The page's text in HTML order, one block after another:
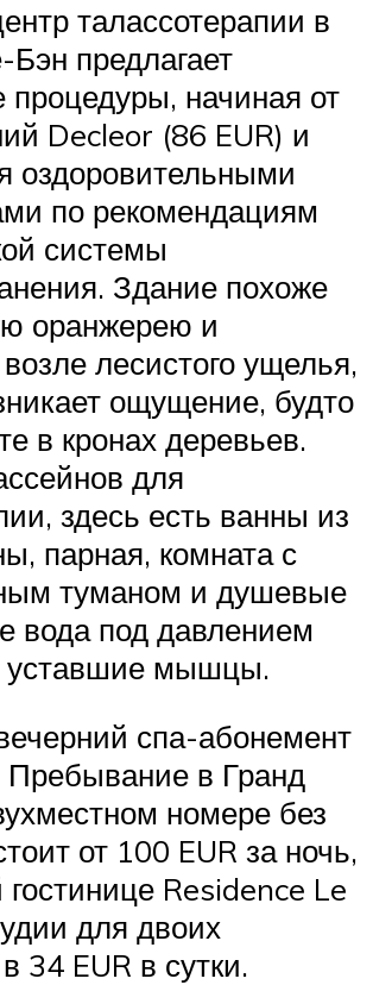
талассотерапии в
предлагает
процедуры, начиная от
Decleor (86 EUR) и
оздоровительными
по рекомендациям
системы
Здание похоже
оранжерею и
лесистого ущелья,
ощущение, будто
в кронах деревьев.
для
здесь есть ванны из
парная, комната с
туманом и душевые
вода под давлением
уставшие мышцы.
спа-абонемент
Пребывание в Гранд
номере без
от 100 EUR за ночь,
гостинице Residence Le
для двоих
34 EUR в сутки.